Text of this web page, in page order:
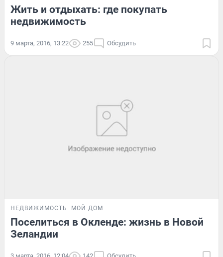
Жить и отдыхать: где покупать
недвижимость
9 марта, 2016, 13:22 255 Обсудить
НЕДВИЖИМОСТЬ МОЙ ДОМ
Поселиться в Окленде: жизнь в Новой
Зеландии